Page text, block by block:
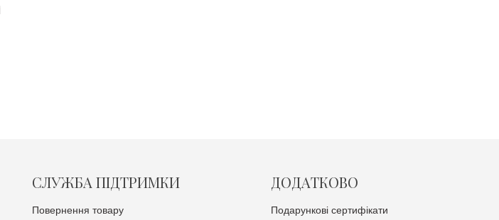
СЛУЖБА ПІДТРИМКИ
Повернення товару
ДОДАТКОВО
Подарункові сертифікати